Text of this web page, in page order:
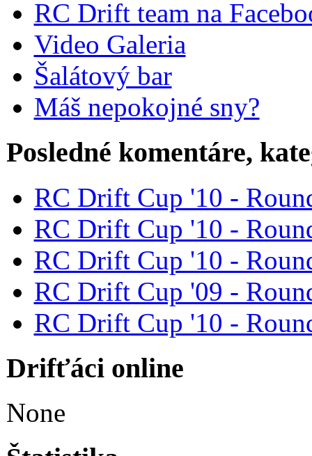
RC Drift team na
Video Galeria
Šalátový bar
Máš nepokojné sny?
Posledné komentáre,
RC Drift Cup '10 -
RC Drift Cup '10 -
RC Drift Cup '10 -
RC Drift Cup '09 -
RC Drift Cup '10 -
Drifťáci online
None